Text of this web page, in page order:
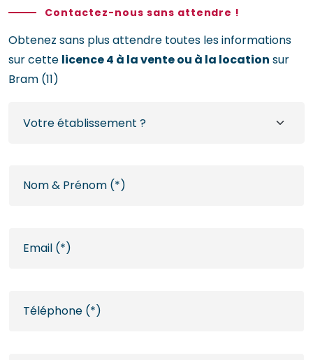
Contactez-nous sans attendre !
Obtenez sans plus attendre toutes les informations
sur cette licence 4 à la vente ou à la location sur
Bram (11)